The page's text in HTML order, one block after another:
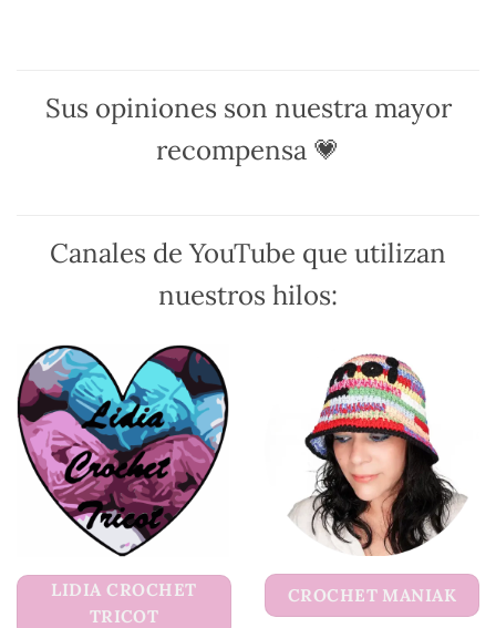
opciones
se
elegir
de
se
de
Sus opiniones son nuestra mayor
recompensa 💗
Canales de YouTube que utilizan
nuestros hilos:
LIDIA CROCHET
TRICOT
CROCHET MANIAK